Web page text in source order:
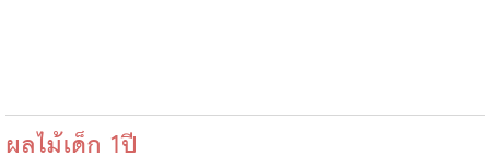
ผลไม้เด็ก 1ปี